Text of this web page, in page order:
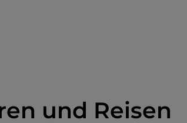
und Reisen